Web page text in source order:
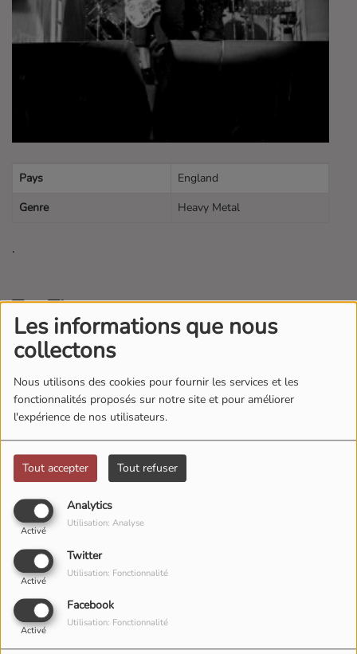
Les informations que nous
collectons
Nous utilisons des cookies pour fournir les services et les
fonctionnalités proposés sur notre site et pour améliorer
l'expérience de nos utilisateurs.
Tout accepter Tout refuser
Analytics
Activé
Utilisation: Analyse
Twitter
Activé
Utilisation: Fonctionnalité
Facebook
Activé
Utilisation: Fonctionnalité
Pays
England
Genre
Heavy Metal
.
Top Titres
1 Run to the Hills
2
3 The Trooper
4